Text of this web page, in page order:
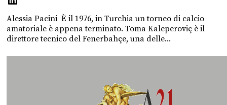
Alessia Pacini È il 1976, in Turchia un torneo di calcio
amatoriale è appena terminato. Toma Kaleperoviç è il
direttore tecnico del Fenerbahçe, una delle...